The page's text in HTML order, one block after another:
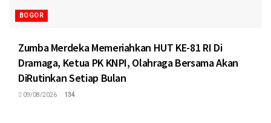
BOGOR
Zumba Merdeka Memeriahkan HUT KE-81 RI Di
Dramaga, Ketua PK KNPI, Olahraga Bersama Akan
DiRutinkan Setiap Bulan
09/08/2026 134